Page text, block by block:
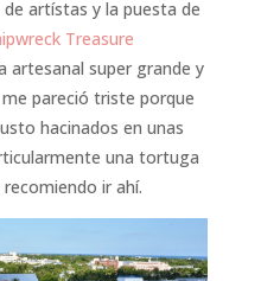
artístas y la puesta de
Treasure
artesanal super grande y
pareció triste porque
hacinados en unas
una tortuga
ir ahí.